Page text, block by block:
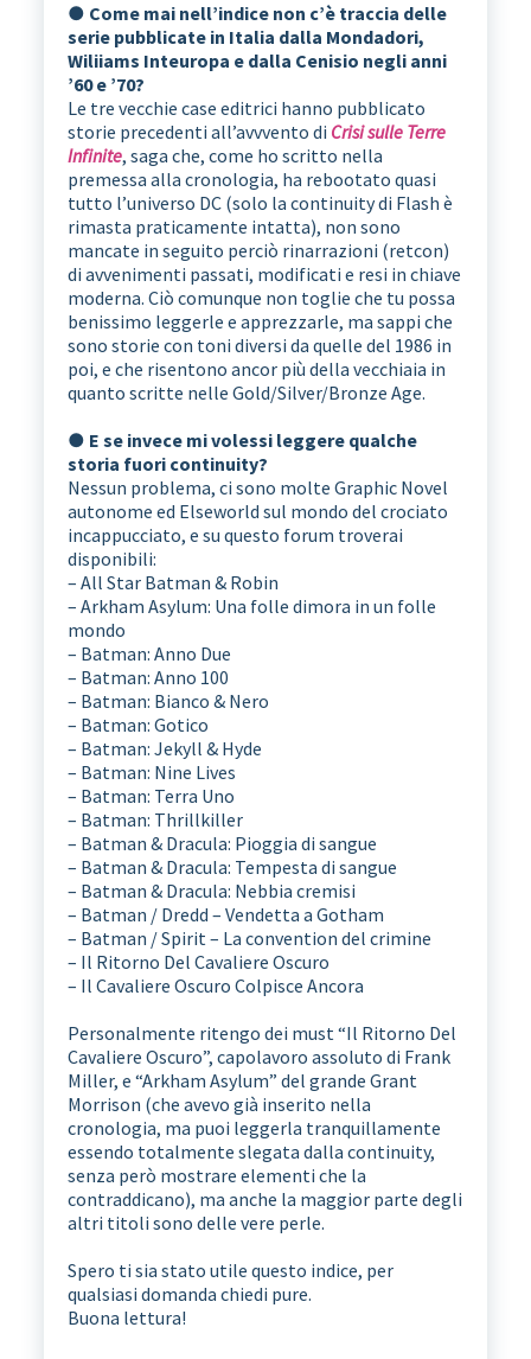
● Come mai nell’indice non c’è traccia delle
serie pubblicate in Italia dalla Mondadori,
Wiliiams Inteuropa e dalla Cenisio negli anni
’60 e ’70?
Le tre vecchie case editrici hanno pubblicato
storie precedenti all’avvvento di Crisi sulle Terre
Infinite, saga che, come ho scritto nella
premessa alla cronologia, ha rebootato quasi
tutto l’universo DC (solo la continuity di Flash è
rimasta praticamente intatta), non sono
mancate in seguito perciò rinarrazioni (retcon)
di avvenimenti passati, modificati e resi in chiave
moderna. Ciò comunque non toglie che tu possa
benissimo leggerle e apprezzarle, ma sappi che
sono storie con toni diversi da quelle del 1986 in
poi, e che risentono ancor più della vecchiaia in
quanto scritte nelle Gold/Silver/Bronze Age.
● E se invece mi volessi leggere qualche
storia fuori continuity?
Nessun problema, ci sono molte Graphic Novel
autonome ed Elseworld sul mondo del crociato
incappucciato, e su questo forum troverai
disponibili:
– All Star Batman & Robin
– Arkham Asylum: Una folle dimora in un folle
mondo
– Batman: Anno Due
– Batman: Anno 100
– Batman: Bianco & Nero
– Batman: Gotico
– Batman: Jekyll & Hyde
– Batman: Nine Lives
– Batman: Terra Uno
– Batman: Thrillkiller
– Batman & Dracula: Pioggia di sangue
– Batman & Dracula: Tempesta di sangue
– Batman & Dracula: Nebbia cremisi
– Batman / Dredd – Vendetta a Gotham
– Batman / Spirit – La convention del crimine
– Il Ritorno Del Cavaliere Oscuro
– Il Cavaliere Oscuro Colpisce Ancora
Personalmente ritengo dei must “Il Ritorno Del
Cavaliere Oscuro”, capolavoro assoluto di Frank
Miller, e “Arkham Asylum” del grande Grant
Morrison (che avevo già inserito nella
cronologia, ma puoi leggerla tranquillamente
essendo totalmente slegata dalla continuity,
senza però mostrare elementi che la
contraddicano), ma anche la maggior parte degli
altri titoli sono delle vere perle.
Spero ti sia stato utile questo indice, per
qualsiasi domanda chiedi pure.
Buona lettura!